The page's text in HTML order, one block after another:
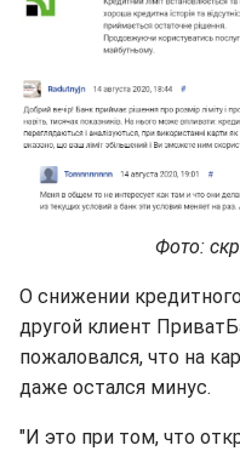
Фото:
О снижении
другой клиент
пожаловался, что на
даже остался минус.
"И это при том, что